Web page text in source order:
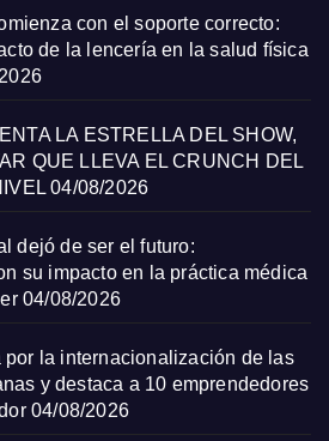
con el soporte correcto:
de la lencería en la salud física
LA ESTRELLA DEL SHOW,
QUE LLEVA EL CRUNCH DEL
04/08/2026
dejó de ser el futuro:
su impacto en la práctica médica
04/08/2026
por la internacionalización de las
y destaca a 10 emprendedores
04/08/2026